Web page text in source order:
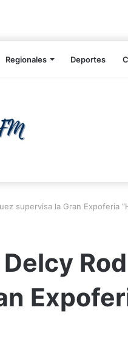
Regionales Deportes
supervisa la Gran Expoferia